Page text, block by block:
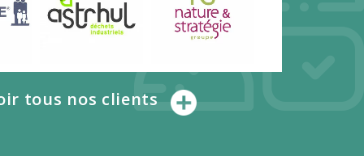
tous nos clients